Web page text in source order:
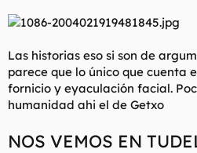
Las historias eso si son de
parece que lo único que cuenta
fornicio y eyaculación facial.
humanidad ahi el de Getxo
NOS VEMOS EN